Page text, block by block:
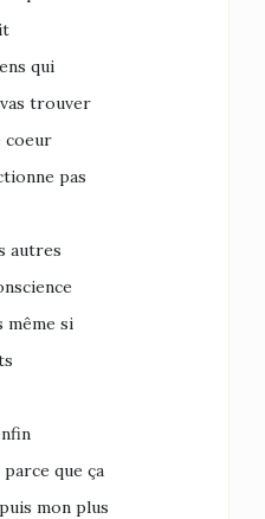
qui
trouver
coeur
pas
autres
même si
que ça
mon plus